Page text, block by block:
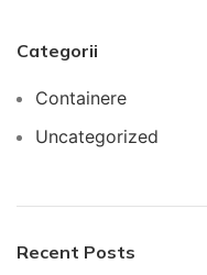
Categorii
Containere
Uncategorized
Recent Posts